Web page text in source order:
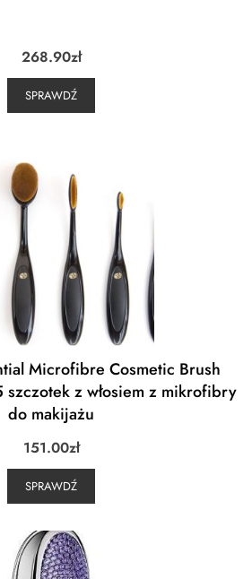
268.90zł
SPRAWDŹ
Microfibre Cosmetic Brush
szczotek z włosiem z mikrofibry
do makijażu
151.00zł
SPRAWDŹ